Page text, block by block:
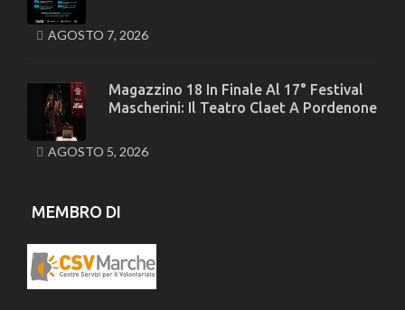
AGOSTO 7, 2026
Magazzino 18 In Finale Al 17° Festival
Mascherini: Il Teatro Claet A Pordenone
AGOSTO 5, 2026
MEMBRO DI